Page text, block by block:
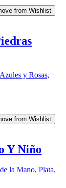
from Wishlist
y Rosas,
from Wishlist
Y Niño
la Mano, Plata,